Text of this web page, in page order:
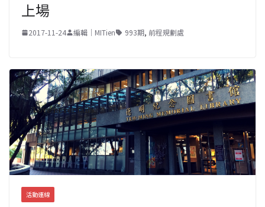
上場
2017-11-24 編輯｜MITien 993期, 前程規劃處
活動連線